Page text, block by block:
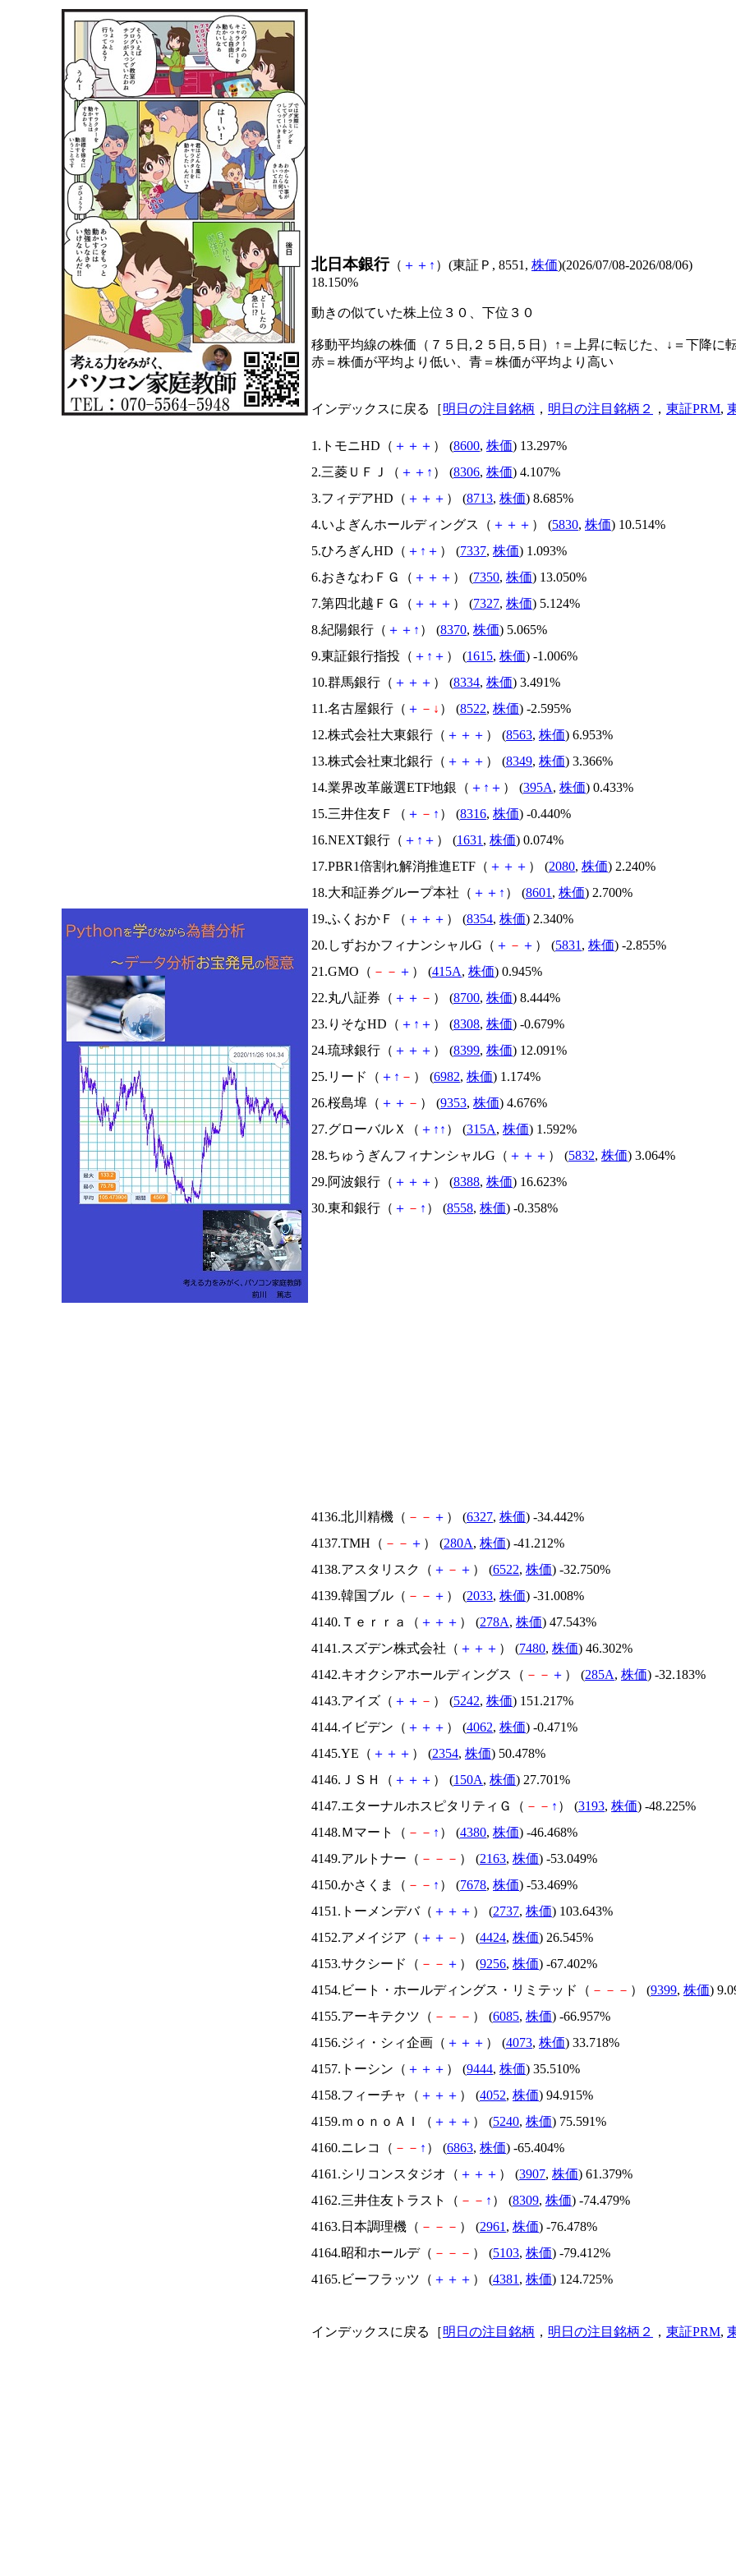
北日本銀行（ ＋ ＋ ↑ ）(東証Ｐ, 8551, 株価)(2026/07/08-2026/08/06)
18.150%
動きの似ていた株上位３０、下位３０
移動平均線の株価（７５日,２５日,５日）↑＝上昇に転じた、↓＝下降に
赤＝株価が平均より低い、青＝株価が平均より高い
インデックスに戻る［明日の注目銘柄 ， 明日の注目銘柄２ ， 東証PRM,
1.トモニHD（ ＋ ＋ ＋ ） (8600, 株価) 13.297%
2.三菱ＵＦＪ（ ＋ ＋ ↑ ） (8306, 株価) 4.107%
3.フィデアHD（ ＋ ＋ ＋ ） (8713, 株価) 8.685%
4.いよぎんホールディングス（ ＋ ＋ ＋ ） (5830, 株価) 10.514%
5.ひろぎんHD（ ＋ ↑ ＋ ） (7337, 株価) 1.093%
6.おきなわＦＧ（ ＋ ＋ ＋ ） (7350, 株価) 13.050%
7.第四北越ＦＧ（ ＋ ＋ ＋ ） (7327, 株価) 5.124%
8.紀陽銀行（ ＋ ＋ ↑ ） (8370, 株価) 5.065%
9.東証銀行指投（ ＋ ↑ ＋ ） (1615, 株価) -1.006%
10.群馬銀行（ ＋ ＋ ＋ ） (8334, 株価) 3.491%
11.名古屋銀行（ ＋ － ↓ ） (8522, 株価) -2.595%
12.株式会社大東銀行（ ＋ ＋ ＋ ） (8563, 株価) 6.953%
13.株式会社東北銀行（ ＋ ＋ ＋ ） (8349, 株価) 3.366%
14.業界改革厳選ETF地銀（ ＋ ↑ ＋ ） (395A, 株価) 0.433%
15.三井住友Ｆ（ ＋ － ↑ ） (8316, 株価) -0.440%
16.NEXT銀行（ ＋ ↑ ＋ ） (1631 , 株価) 0.074%
17.PBR1倍割れ解消推進ETF（ ＋ ＋ ＋ ） (2080, 株価) 2.240%
18.大和証券グループ本社（ ＋ ＋ ↑ ） (8601 , 株価) 2.700%
19.ふくおかＦ（ ＋ ＋ ＋ ） (8354, 株価) 2.340%
20.しずおかフィナンシャルG（ ＋ － ＋ ） (5831 , 株価) -2.855%
21.GMO（ － － ＋ ） (415A, 株価) 0.945%
22.丸八証券（ ＋ ＋ － ） (8700, 株価) 8.444%
23.りそなHD（ ＋ ↑ ＋ ） (8308, 株価) -0.679%
24.琉球銀行（ ＋ ＋ ＋ ） (8399, 株価) 12.091%
25.リード（ ＋ ↑ － ） (6982, 株価) 1.174%
26.桜島埠（ ＋ ＋ － ） (9353, 株価) 4.676%
27.グローバルＸ（ ＋ ↑ ↑ ） (315A, 株価) 1.592%
28.ちゅうぎんフィナンシャルG（ ＋ ＋ ＋ ） (5832, 株価) 3.064%
29.阿波銀行（ ＋ ＋ ＋ ） (8388, 株価) 16.623%
30.東和銀行（ ＋ － ↑ ） (8558, 株価) -0.358%
4136.北川精機（ － － ＋ ） (6327, 株価) -34.442%
4137.TMH（ － － ＋ ） (280A, 株価) -41.212%
4138.アスタリスク（ ＋ － ＋ ） (6522, 株価) -32.750%
4139.韓国ブル（ － － ＋ ） (2033, 株価) -31.008%
4140.Ｔｅｒｒａ（ ＋ ＋ ＋ ） (278A, 株価) 47.543%
4141.スズデン株式会社（ ＋ ＋ ＋ ） (7480, 株価) 46.302%
4142.キオクシアホールディングス（ － － ＋ ） (285A, 株価) -32.183%
4143.アイズ（ ＋ ＋ － ） (5242, 株価) 151.217%
4144.イビデン（ ＋ ＋ ＋ ） (4062, 株価) -0.471%
4145.YE（ ＋ ＋ ＋ ） (2354, 株価) 50.478%
4146.ＪＳＨ（ ＋ ＋ ＋ ） (150A, 株価) 27.701%
4147.エターナルホスピタリティＧ（ － － ↑ ） (3193, 株価) -48.225%
4148.Ｍマート（ － － ↑ ） (4380, 株価) -46.468%
4149.アルトナー（ － － － ） (2163, 株価) -53.049%
4150.かさくま（ － － ↑ ） (7678, 株価) -53.469%
4151.トーメンデバ（ ＋ ＋ ＋ ） (2737, 株価) 103.643%
4152.アメイジア（ ＋ ＋ － ） (4424, 株価) 26.545%
4153.サクシード（ － － ＋ ） (9256, 株価) -67.402%
4154.ビート・ホールディングス・リミテッド（ － － － ） (9399, 株価)
4155.アーキテクツ（ － － － ） (6085, 株価) -66.957%
4156.ジィ・シィ企画（ ＋ ＋ ＋ ） (4073, 株価) 33.718%
4157.トーシン（ ＋ ＋ ＋ ） (9444, 株価) 35.510%
4158.フィーチャ（ ＋ ＋ ＋ ） (4052, 株価) 94.915%
4159.ｍｏｎｏＡＩ（ ＋ ＋ ＋ ） (5240, 株価) 75.591%
4160.ニレコ（ － － ↑ ） (6863, 株価) -65.404%
4161.シリコンスタジオ（ ＋ ＋ ＋ ） (3907, 株価) 61.379%
4162.三井住友トラスト（ － － ↑ ） (8309, 株価) -74.479%
4163.日本調理機（ － － － ） (2961 , 株価) -76.478%
4164.昭和ホールデ（ － － － ） (5103, 株価) -79.412%
4165.ビーフラッツ（ ＋ ＋ ＋ ） (4381 , 株価) 124.725%
インデックスに戻る［明日の注目銘柄 ， 明日の注目銘柄２ ， 東証PRM,